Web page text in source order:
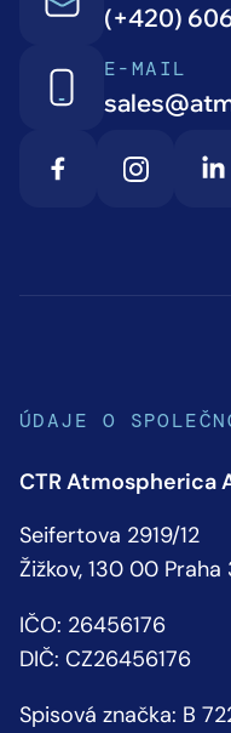
(+420)
E-MAIL
ÚDAJE O
CTR Atmospherica
Seifertova 2919/12
Žižkov, 130 00 Praha
IČO: 26456176
DIČ: CZ26456176
Spisová značka: B